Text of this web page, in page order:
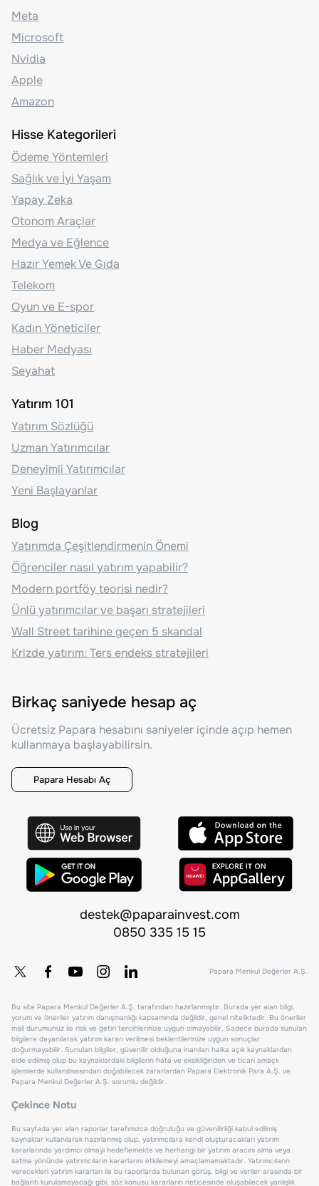
Meta
Microsoft
Nvidia
Apple
Amazon
Hisse Kategorileri
Ödeme Yöntemleri
Sağlık ve İyi Yaşam
Yapay Zeka
Otonom Araçlar
Medya ve Eğlence
Hazır Yemek Ve Gıda
Telekom
Oyun ve E-spor
Kadın Yöneticiler
Haber Medyası
Seyahat
Yatırım 101
Yatırım Sözlüğü
Uzman Yatırımcılar
Deneyimli Yatırımcılar
Yeni Başlayanlar
Blog
Yatırımda Çeşitlendirmenin Önemi
Öğrenciler nasıl yatırım yapabilir?
Modern portföy teorisi nedir?
Ünlü yatırımcılar ve başarı stratejileri
Wall Street tarihine geçen 5 skandal
Krizde yatırım: Ters endeks stratejileri
Birkaç saniyede hesap aç
Ücretsiz Papara hesabını saniyeler içinde açıp hemen
kullanmaya başlayabilirsin.
Papara Hesabı Aç
destek@paparainvest.com
0850 335 15 15
Papara Menkul Değerler A.Ş.
Bu site Papara Menkul Değerler A.Ş. tarafından hazırlanmıştır. Burada yer alan bilgi,
yorum ve öneriler yatırım danışmanlığı kapsamında değildir, genel niteliktedir. Bu öneriler
mali durumunuz ile risk ve getiri tercihlerinize uygun olmayabilir. Sadece burada sunulan
bilgilere dayanılarak yatırım kararı verilmesi beklentilerinize uygun sonuçlar
doğurmayabilir. Sunulan bilgiler, güvenilir olduğuna inanılan halka açık kaynaklardan
elde edilmiş olup bu kaynaklardaki bilgilerin hata ve eksikliğinden ve ticari amaçlı
işlemlerde kullanılmasından doğabilecek zararlardan Papara Elektronik Para A.Ş. ve
Papara Menkul Değerler A.Ş. sorumlu değildir.
Çekince Notu
Bu sayfada yer alan raporlar tarafımızca doğruluğu ve güvenilirliği kabul edilmiş
kaynaklar kullanılarak hazırlanmış olup, yatırımcılara kendi oluşturacakları yatırım
kararlarında yardımcı olmayı hedeflemekte ve herhangi bir yatırım aracını alma veya
satma yönünde yatırımcıların kararlarını etkilemeyi amaçlamamaktadır. Yatırımcıların
verecekleri yatırım kararları ile bu raporlarda bulunan görüş, bilgi ve veriler arasında bir
bağlantı kurulamayacağı gibi, söz konusu kararların neticesinde oluşabilecek yanlışlık